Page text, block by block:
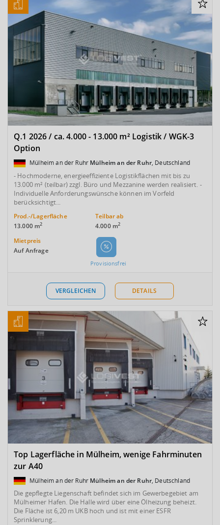
Q.1 2026 / ca. 4.000 - 13.000 m² Logistik / WGK-3
Option
Mülheim an der Ruhr Mülheim an der Ruhr, Deutschland
- Hochmoderne, energieeffiziente Logistikflächen mit bis zu
13.000 m² (teilbar) zzgl. Büro und Mezzanine werden realisiert. -
Individuelle Anforderungswünsche können im Vorfeld
berücksichtigt...
Prod.-/Lagerfläche
13.000 m2
Teilbar ab
4.000 m2
Mietpreis
Auf Anfrage
Provisionsfrei
VERGLEICHEN DETAILS
Top Lagerfläche in Mülheim, wenige Fahrminuten
zur A40
Mülheim an der Ruhr Mülheim an der Ruhr, Deutschland
Die gepflegte Liegenschaft befindet sich im Gewerbegebiet am
Mülheimer Hafen. Die Halle wird über eine Ölheizung beheizt.
Die Fläche ist 6,20 m UKB hoch und ist mit einer ESFR
Sprinklerung...